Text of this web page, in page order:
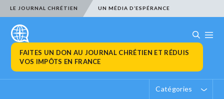
LE JOURNAL CHRÉTIEN UN MÉDIA D’ESPÉRANCE
FAITES UN DON AU JOURNAL CHRÉTIEN ET RÉDUIS
VOS IMPÔTS EN FRANCE
Catégories